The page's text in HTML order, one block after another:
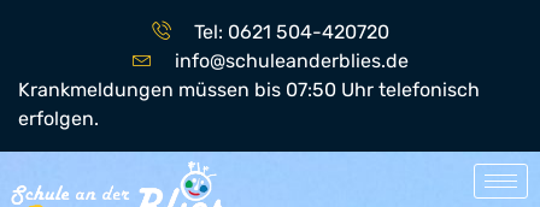
Tel: 0621 504-420720
info@schuleanderblies.de
Krankmeldungen müssen bis 07:50 Uhr telefonisch
erfolgen.